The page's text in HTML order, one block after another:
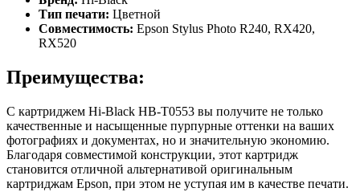
Тип печати: Цветной
Совместимость: Epson Stylus Photo R240, RX420,
RX520
Преимущества:
С картриджем Hi-Black HB-T0553 вы получите не только
качественные и насыщенные пурпурные оттенки на ваших
фотографиях и документах, но и значительную экономию.
Благодаря совместимой конструкции, этот картридж
становится отличной альтернативой оригинальным
картриджам Epson, при этом не уступая им в качестве печати.